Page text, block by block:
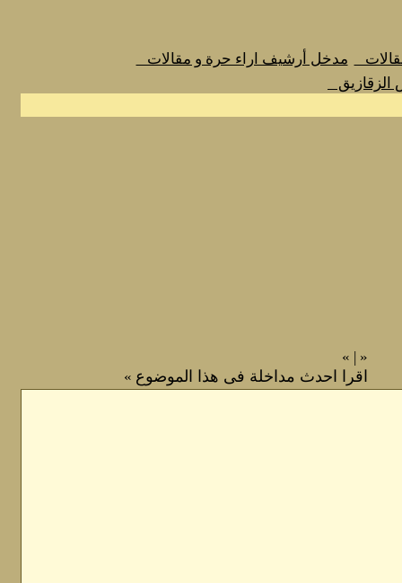
مدخل أرشيف اراء حرة و مقالات
الزقازيق
«
|
»
اقرا احدث مداخلة فى هذا الموضوع »